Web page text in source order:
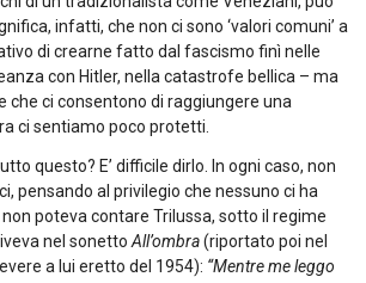
infatti, che non ci sono ‘valori comuni’ a
di crearne fatto dal fascismo finì nelle
con Hitler, nella catastrofe bellica – ma
che ci consentono di raggiungere una
ci sentiamo poco protetti.
questo? E’ difficile dirlo. In ogni caso, non
pensando al privilegio che nessuno ci ha
poteva contare Trilussa, sotto il regime
nel sonettoAll’ombra(riportato poi nel
a lui eretto del 1954): “Mentre me leggo